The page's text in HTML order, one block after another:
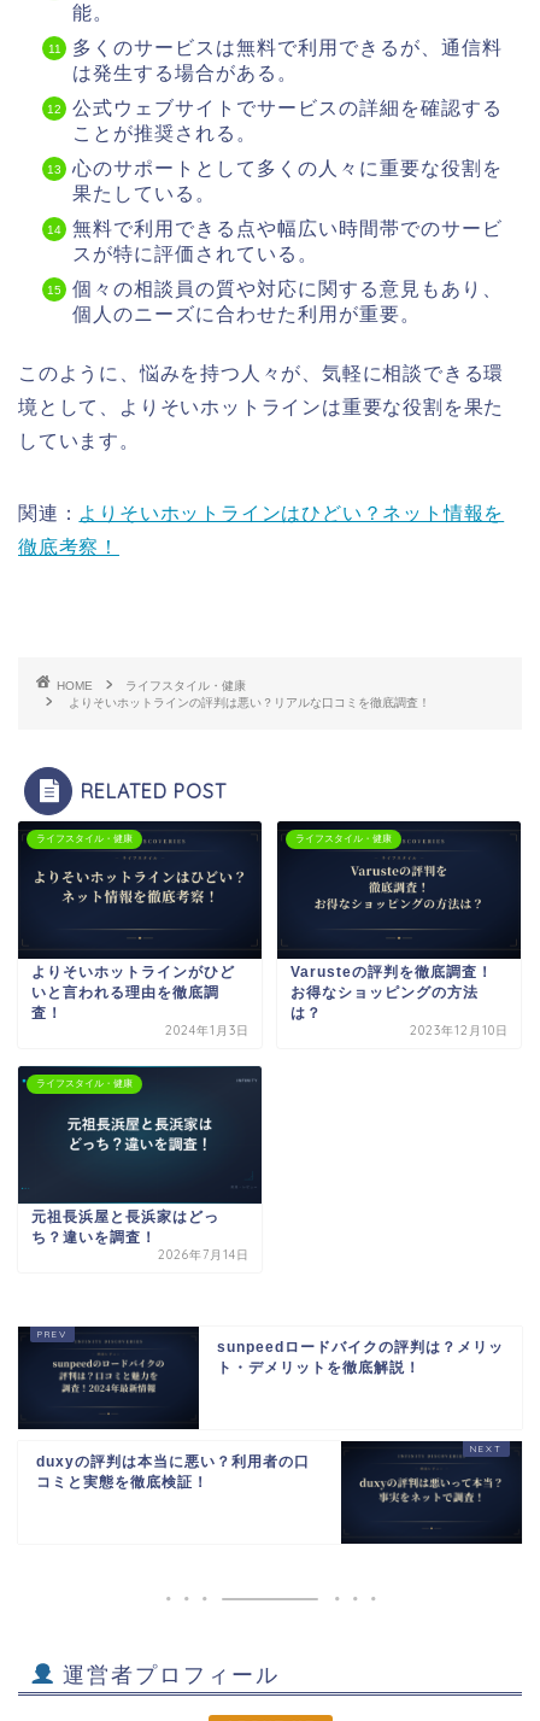
能。
多くのサービスは無料で利用できるが、通信料
は発生する場合がある。
公式ウェブサイトでサービスの詳細を確認する
ことが推奨される。
心のサポートとして多くの人々に重要な役割を
果たしている。
無料で利用できる点や幅広い時間帯でのサービ
スが特に評価されている。
個々の相談員の質や対応に関する意見もあり、
個人のニーズに合わせた利用が重要。
このように、悩みを持つ人々が、気軽に相談できる環
境として、よりそいホットラインは重要な役割を果た
しています。
関連： よりそいホットラインはひどい？ネット情報を
徹底考察！
HOME
ライフスタイル・健康
よりそいホットラインの評判は悪い？リアルな口コミを徹底調査！
RELATED POST
ライフスタイル・健康
よりそいホットラインがひど
いと言われる理由を徹底調
査！
2024年1月3日
ライフスタイル・健康
Varusteの評判を徹底調査！
お得なショッピングの方法
は？
2023年12月10日
ライフスタイル・健康
元祖長浜屋と長浜家はどっ
ち？違いを調査！
2026年7月14日
sunpeedロードバイクの評判は？メリッ
ト・デメリットを徹底解説！
duxyの評判は本当に悪い？利用者の口
コミと実態を徹底検証！
運営者プロフィール